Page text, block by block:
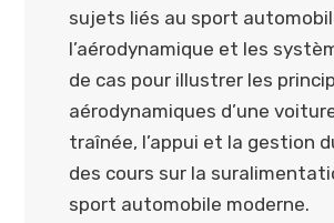
sujets liés au sport
l’aérodynamique et les
de cas pour illustrer les
aérodynamiques d’une
traînée, l’appui et la gestion
des cours sur la
sport automobile moderne.